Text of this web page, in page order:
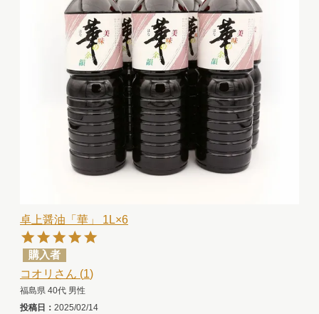
卓上醤油「華」 1L×6
購入者
コオリ
1
福島県 40代 男性
投稿日
2025/02/14